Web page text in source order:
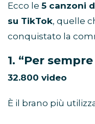
Ecco le 5 canzoni
su TikTok, quelle
conquistato la
1. “Per
32.800 video
È il brano più